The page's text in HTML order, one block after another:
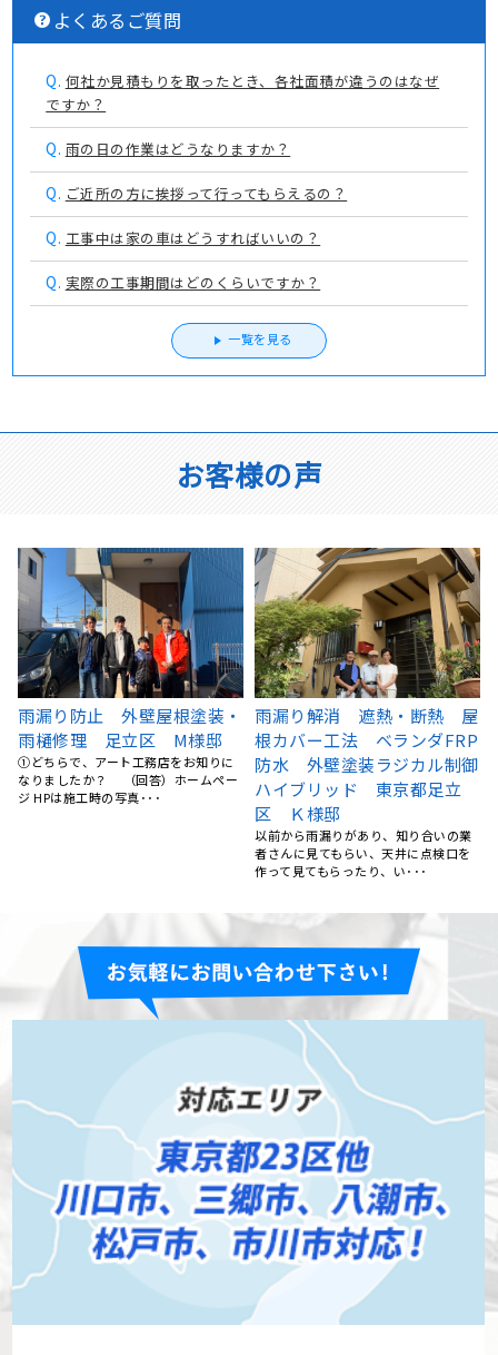
よくあるご質問
Q. 何社か見積もりを取ったとき、各社面積が違うのはなぜ
ですか？
Q. 雨の日の作業はどうなりますか？
Q. ご近所の方に挨拶って行ってもらえるの？
Q. 工事中は家の車はどうすればいいの？
Q. 実際の工事期間はどのくらいですか？
一覧を見る
お客様の声
雨漏り解消！ 金属屋根カバ
ー工法・外壁塗装・雨樋取
替・ベランダ取替工事 東京
都足立区 I様邸
雨漏り解消！ 雨もり検査
外壁塗装 埼玉県北葛飾郡
M様邸
①どちらで、アート工務店をお知りに
なりましたか？ （回答）知人紹介
実家の母から･･･